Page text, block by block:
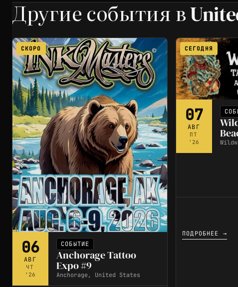
Другие события в
СКОРО
06
АВГ
ЧТ
'26
СОБЫТИЕ
Anchorage Tattoo
Expo #9
Anchorage, United States
СЕГОДНЯ
07
АВГ
ПТ
'26
ПОДРОБНЕЕ →